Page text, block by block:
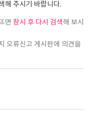
해 주시기 바랍니다.
면 잠시 후 다시 검색해 보시
오류신고 게시판에 의견을